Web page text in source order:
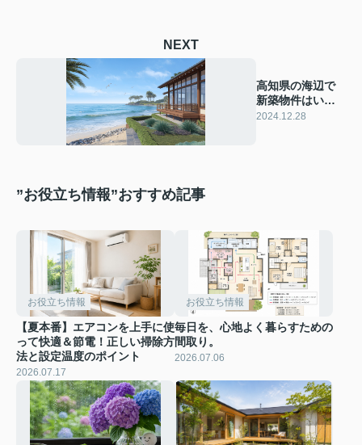
NEXT
高知県の海辺で
新築物件はいか
が？ セカンドハ
2024.12.28
”お役立ち情報”おすすめ記事
お役立ち情報
【夏本番】エアコンを上手に使
って快適＆節電！正しい掃除方
法と設定温度のポイント
2026.07.17
お役立ち情報
毎日を、心地よく暮らすための
間取り。
2026.07.06